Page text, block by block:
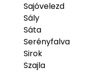
Sajóvelezd
Sály
Sáta
Serényfalva
Sirok
Szajla